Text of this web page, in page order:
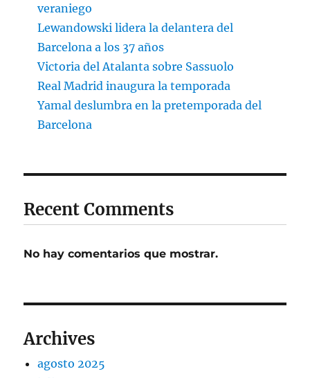
veraniego
Lewandowski lidera la delantera del
Barcelona a los 37 años
Victoria del Atalanta sobre Sassuolo
Real Madrid inaugura la temporada
Yamal deslumbra en la pretemporada del
Barcelona
Recent Comments
No hay comentarios que mostrar.
Archives
agosto 2025